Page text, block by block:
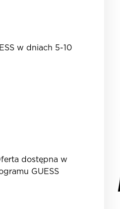
w dniach 5-10
dostępna w
GUESS